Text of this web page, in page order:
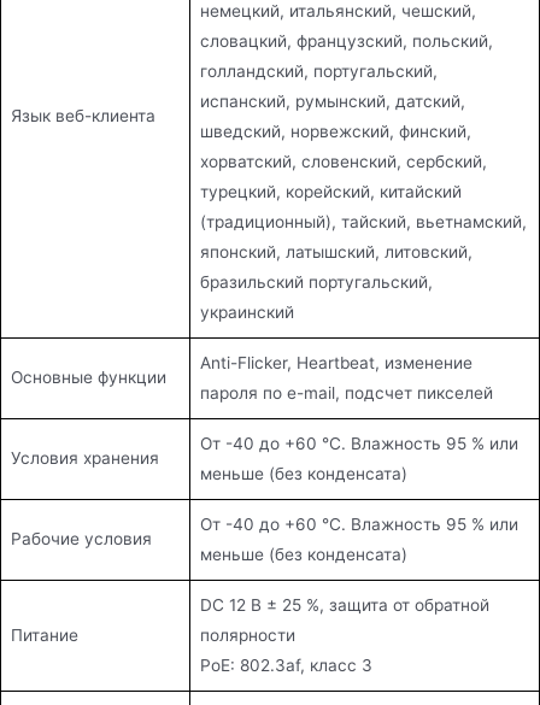
Язык веб-клиента
немецкий, итальянский, чешский,
словацкий, французский, польский,
голландский, португальский,
испанский, румынский, датский,
шведский, норвежский, финский,
хорватский, словенский, сербский,
турецкий, корейский, китайский
(традиционный), тайский, вьетнамский,
японский, латышский, литовский,
бразильский португальский,
украинский
Основные функции
Anti-Flicker, Heartbeat, изменение
пароля по e-mail, подсчет пикселей
Условия хранения
От -40 до +60 °C. Влажность 95 % или
меньше (без конденсата)
Рабочие условия
От -40 до +60 °C. Влажность 95 % или
меньше (без конденсата)
Питание
DC 12 В ± 25 %, защита от обратной
полярности
PoE: 802.3af, класс 3